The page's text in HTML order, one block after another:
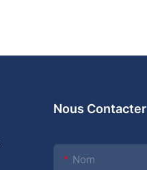
Nous Contacter
Nom